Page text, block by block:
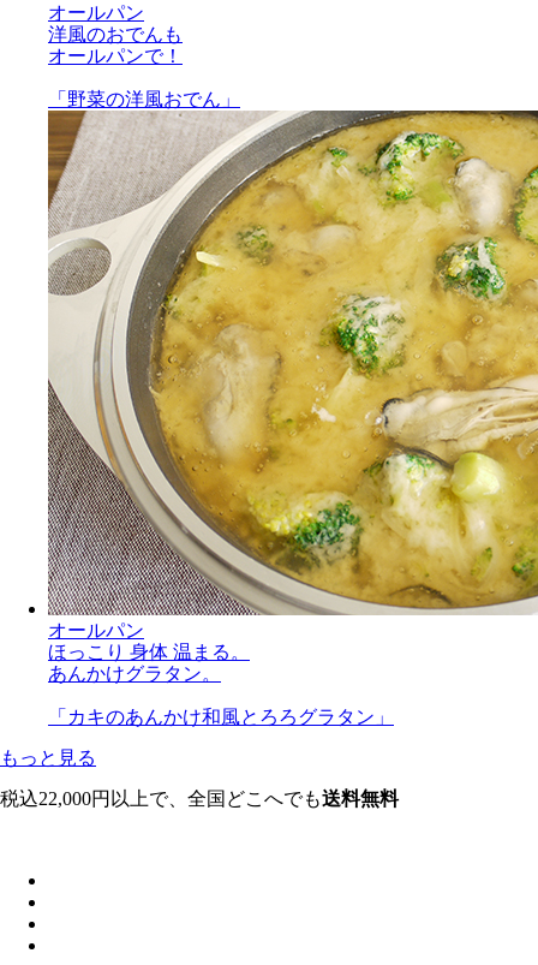
オールパン
洋風のおでんも
オールパンで！
「野菜の洋風おでん」
オールパン
ほっこり 身体 温まる。
あんかけグラタン。
「カキのあんかけ和風とろろグラタン」
もっと見る
税込22,000円以上で、全国どこへでも送料無料